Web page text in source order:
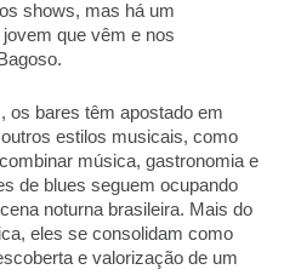
shows, mas há um
que vêm e nos
os bares têm apostado em
estilos musicais, como
música, gastronomia e
de blues seguem ocupando
noturna brasileira. Mais do
eles se consolidam como
e valorização de um